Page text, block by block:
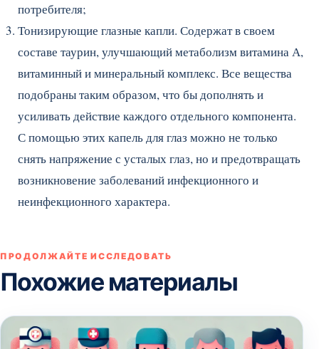
потребителя;
Тонизирующие глазные капли. Содержат в своем
составе таурин, улучшающий метаболизм витамина А,
витаминный и минеральный комплекс. Все вещества
подобраны таким образом, что бы дополнять и
усиливать действие каждого отдельного компонента.
С помощью этих капель для глаз можно не только
снять напряжение с усталых глаз, но и предотвращать
возникновение заболеваний инфекционного и
неинфекционного характера.
ПРОДОЛЖАЙТЕ ИССЛЕДОВАТЬ
Похожие материалы